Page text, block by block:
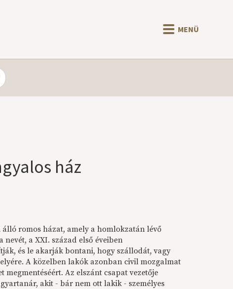
MENÜ
ház
romos házat, amely a homlokzatán lévő
a XXI. század első éveiben
és le akarják bontani, hogy szállodát, vagy
A közelben lakók azonban civil mozgalmat
Az elszánt csapat vezetője
akit - bár nem ott lakik - személyes